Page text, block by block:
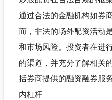
通过合法的金融机构如券
而，非法的场外配资活动
和市场风险。投资者在进
的渠道，并充分了解相关
括券商提供的融资融券服
内杠杆